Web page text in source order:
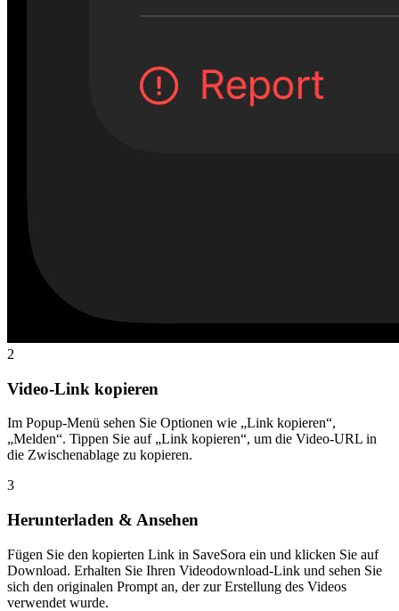
2
Video-Link kopieren
Im Popup-Menü sehen Sie Optionen wie „Link kopieren“,
„Melden“. Tippen Sie auf „Link kopieren“, um die Video-URL in
die Zwischenablage zu kopieren.
3
Herunterladen & Ansehen
Fügen Sie den kopierten Link in SaveSora ein und klicken Sie auf
Download. Erhalten Sie Ihren Videodownload-Link und sehen Sie
sich den originalen Prompt an, der zur Erstellung des Videos
verwendet wurde.